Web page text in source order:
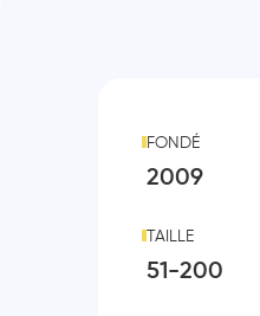
FONDÉ
2009
TAILLE
51-200